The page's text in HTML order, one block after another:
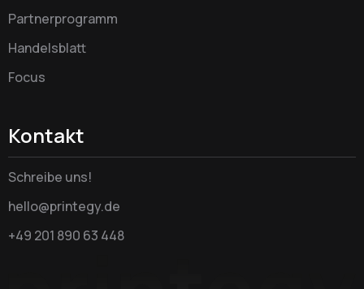
Partnerprogramm
Handelsblatt
Focus
Kontakt
Schreibe uns!
hello@printegy.de
+49 201 890 63 448